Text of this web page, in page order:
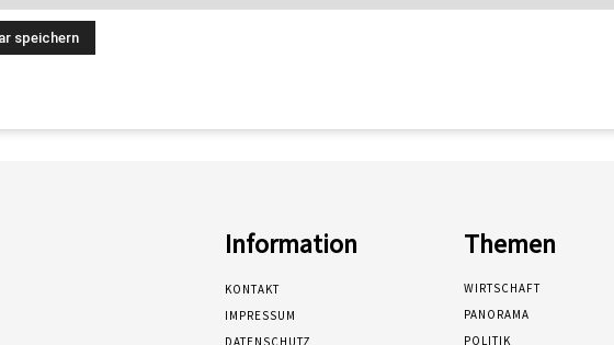
Information
KONTAKT
IMPRESSUM
DATENSCHUTZ
Themen
WIRTSCHAFT
PANORAMA
POLITIK